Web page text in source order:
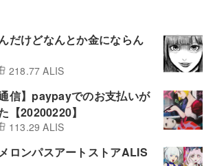
だけどなんとか金にならん
218.77 ALIS
信】paypayでのお支払いが
【20200220】
113.29 ALIS
ロンパスアートストアALIS